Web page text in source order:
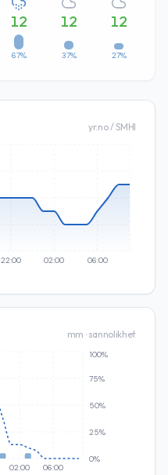
12
67%
12
37%
12
27%
yr.no / SMHI
22:00 02:00 06:00
mm · sannolikhet
02:00 06:00
0%
25%
50%
75%
100%